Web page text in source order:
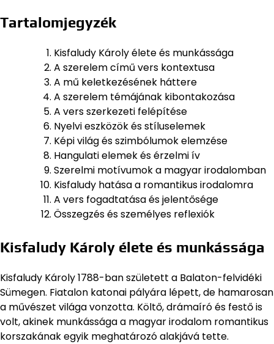
Tartalomjegyzék
Kisfaludy Károly élete és munkássága
A szerelem című vers kontextusa
A mű keletkezésének háttere
A szerelem témájának kibontakozása
A vers szerkezeti felépítése
Nyelvi eszközök és stíluselemek
Képi világ és szimbólumok elemzése
Hangulati elemek és érzelmi ív
Szerelmi motívumok a magyar irodalomban
Kisfaludy hatása a romantikus irodalomra
A vers fogadtatása és jelentősége
Összegzés és személyes reflexiók
Kisfaludy Károly élete és munkássága
Kisfaludy Károly 1788-ban született a Balaton-felvidéki
Sümegen. Fiatalon katonai pályára lépett, de hamarosan
a művészet világa vonzotta. Költő, drámaíró és festő is
volt, akinek munkássága a magyar irodalom romantikus
korszakának egyik meghatározó alakjává tette.